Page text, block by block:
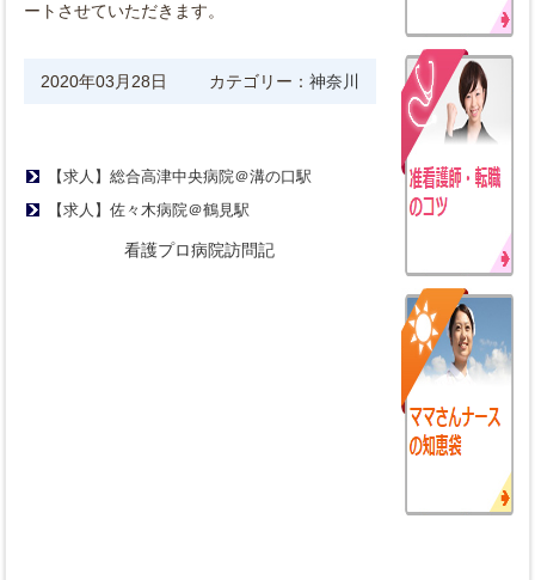
ートさせていただきます。
2020年03月28日 カテゴリー： 神奈川
【求人】総合高津中央病院＠溝の口駅
【求人】佐々木病院＠鶴見駅
看護プロ病院訪問記